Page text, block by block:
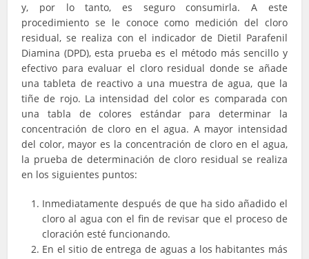
y, por lo tanto, es seguro consumirla. A este
procedimiento se le conoce como medición del cloro
residual, se realiza con el indicador de Dietil Parafenil
Diamina (DPD), esta prueba es el método más sencillo y
efectivo para evaluar el cloro residual donde se añade
una tableta de reactivo a una muestra de agua, que la
tiñe de rojo. La intensidad del color es comparada con
una tabla de colores estándar para determinar la
concentración de cloro en el agua. A mayor intensidad
del color, mayor es la concentración de cloro en el agua,
la prueba de determinación de cloro residual se realiza
en los siguientes puntos:
Inmediatamente después de que ha sido añadido el
cloro al agua con el fin de revisar que el proceso de
cloración esté funcionando.
En el sitio de entrega de aguas a los habitantes más